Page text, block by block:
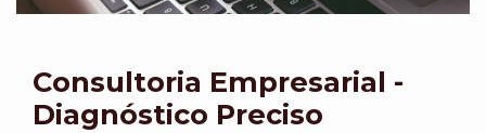
Consultoria Empresarial -
Diagnóstico Preciso